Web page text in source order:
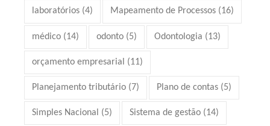
laboratórios (4) Mapeamento de Processos (16)
médico (14) odonto (5) Odontologia (13)
orçamento empresarial (11)
Planejamento tributário (7) Plano de contas (5)
Simples Nacional (5) Sistema de gestão (14)